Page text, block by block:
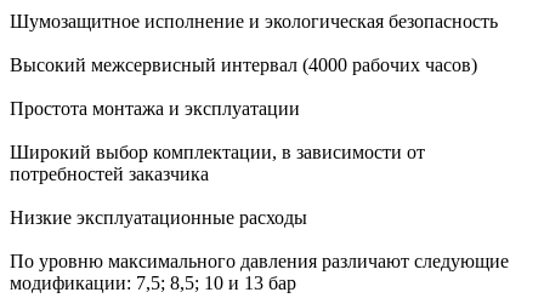
Шумозащитное исполнение и экологическая безопасность
Высокий межсервисный интервал (4000 рабочих часов)
Простота монтажа и эксплуатации
Широкий выбор комплектации, в зависимости от
потребностей заказчика
Низкие эксплуатационные расходы
По уровню максимального давления различают следующие
модификации: 7,5; 8,5; 10 и 13 бар